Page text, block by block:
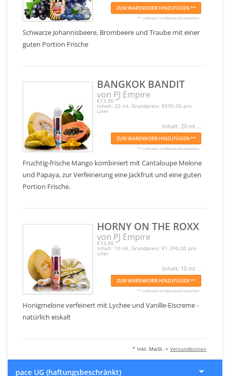
ZUM WARENKORB HINZUFÜGEN **
** Lieferzeit im Warenkorb beachten
Schwarze Johannisbeere, Brombeere und Traube mit einer
guten Portion Frische
BANGKOK BANDIT
von PJ Empire
€13,90 *
Inhalt: 20 ml, Grundpreis: €695,00 pro
Liter
Inhalt: 20 ml ...
ZUM WARENKORB HINZUFÜGEN **
** Lieferzeit im Warenkorb beachten
Fruchtig-frische Mango kombiniert mit Cantaloupe Melone
und Papaya, zur Verfeinerung eine Jackfruit und eine guten
Portion Frische.
HORNY ON THE ROXX
von PJ Empire
€13,90 *
Inhalt: 10 ml, Grundpreis: €1.390,00 pro
Liter
Inhalt: 10 ml ...
ZUM WARENKORB HINZUFÜGEN **
** Lieferzeit im Warenkorb beachten
Honigmelone verfeinert mit Lychee und Vanille-Eiscreme -
natürlich eiskalt
* Inkl. MwSt. + Versandkosten
pace UG (haftungsbeschränkt)